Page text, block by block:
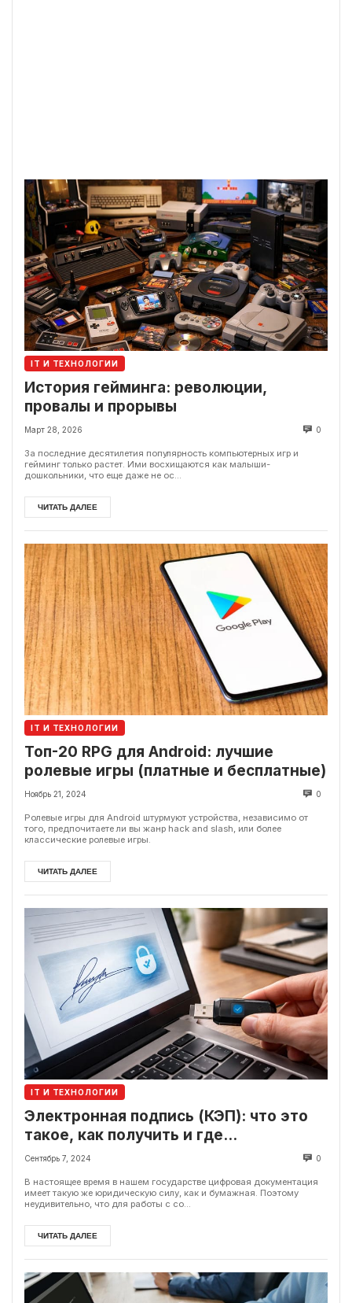
IT И ТЕХНОЛОГИИ
История гейминга: революции,
провалы и прорывы
Март 28, 2026 0
За последние десятилетия популярность компьютерных игр и
гейминг только растет. Ими восхищаются как малыши-
дошкольники, что еще даже не ос...
ЧИТАТЬ ДАЛЕЕ
IT И ТЕХНОЛОГИИ
Топ-20 RPG для Android: лучшие
ролевые игры (платные и бесплатные)
Ноябрь 21, 2024 0
Ролевые игры для Android штурмуют устройства, независимо от
того, предпочитаете ли вы жанр hack and slash, или более
классические ролевые игры.
ЧИТАТЬ ДАЛЕЕ
IT И ТЕХНОЛОГИИ
Электронная подпись (КЭП): что это
такое, как получить и где
использовать в Украине
Сентябрь 7, 2024 0
В настоящее время в нашем государстве цифровая документация
имеет такую же юридическую силу, как и бумажная. Поэтому
неудивительно, что для работы с со...
ЧИТАТЬ ДАЛЕЕ